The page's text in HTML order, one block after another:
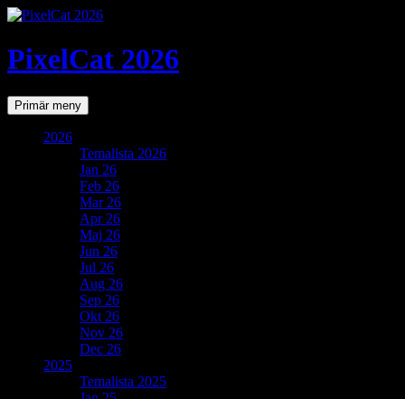
PixelCat 2026
SökPrimär meny Gå
till
2026
Temalista 2026
Jan 26
Feb 26
Mar 26
Apr 26
Maj 26
Jun 26
Jul 26
Aug 26
Sep 26
Okt 26
Nov 26
Dec 26
2025
Temalista 2025